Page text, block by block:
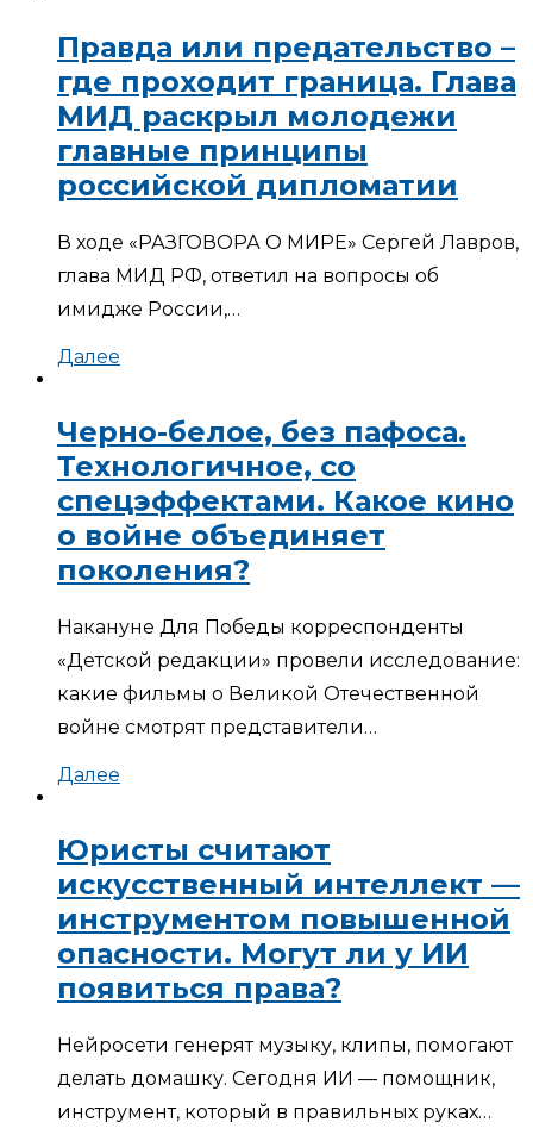
Правда или предательство –
где проходит граница. Глава
МИД раскрыл молодежи
главные принципы
российской дипломатии
В ходе «РАЗГОВОРА О МИРЕ» Сергей Лавров,
глава МИД РФ, ответил на вопросы об
имидже России,…
Далее
Черно-белое, без пафоса.
Технологичное, со
спецэффектами. Какое кино
о войне объединяет
поколения?
Накануне Для Победы корреспонденты
«Детской редакции» провели исследование:
какие фильмы о Великой Отечественной
войне смотрят представители…
Далее
Юристы считают
искусственный интеллект —
инструментом повышенной
опасности. Могут ли у ИИ
появиться права?
Нейросети генерят музыку, клипы, помогают
делать домашку. Сегодня ИИ — помощник,
инструмент, который в правильных руках…